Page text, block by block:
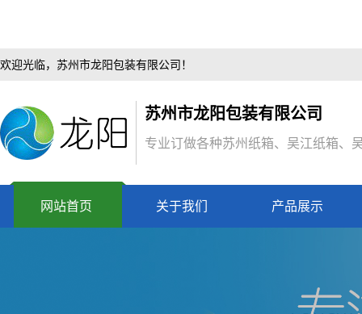
欢迎光临，苏州市龙阳包装有限公司！
苏州市龙阳包装有限公司
专业订做各种苏州纸箱、吴江纸箱、
网站首页 关于我们 产品展示